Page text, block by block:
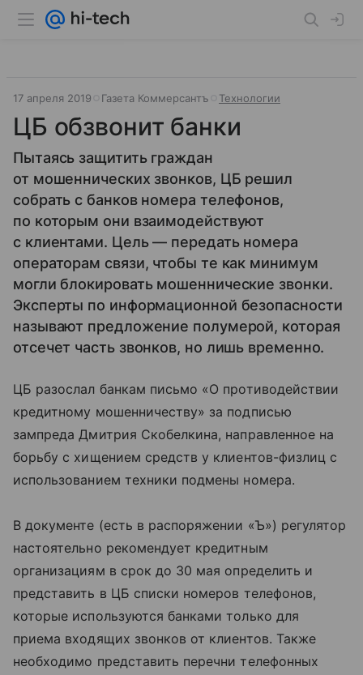
17 апреля 2019 Газета Коммерсантъ Технологии
ЦБ обзвонит банки
Пытаясь защитить граждан
от мошеннических звонков, ЦБ решил
собрать с банков номера телефонов,
по которым они взаимодействуют
с клиентами. Цель — передать номера
операторам связи, чтобы те как минимум
могли блокировать мошеннические звонки.
Эксперты по информационной безопасности
называют предложение полумерой, которая
отсечет часть звонков, но лишь временно.
ЦБ разослал банкам письмо «О противодействии
кредитному мошенничеству» за подписью
зампреда Дмитрия Скобелкина, направленное на
борьбу с хищением средств у клиентов-физлиц с
использованием техники подмены номера.
В документе (есть в распоряжении «Ъ») регулятор
настоятельно рекомендует кредитным
организациям в срок до 30 мая определить и
представить в ЦБ списки номеров телефонов,
которые используются банками только для
приема входящих звонков от клиентов. Также
необходимо представить перечни телефонных